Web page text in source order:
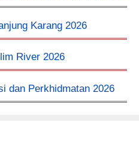
Karang 2026
River 2026
dan Perkhidmatan 2026